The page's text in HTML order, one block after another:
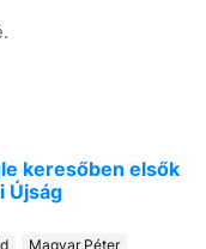
keresőben elsők
Újság
Magyar Péter